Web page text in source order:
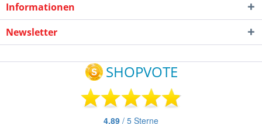
Informationen
Newsletter